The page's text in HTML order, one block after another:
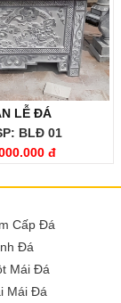
LỄ ĐÁ
BLĐ 01
đ
Cấp Đá
Đá
Mái Đá
Mái Đá